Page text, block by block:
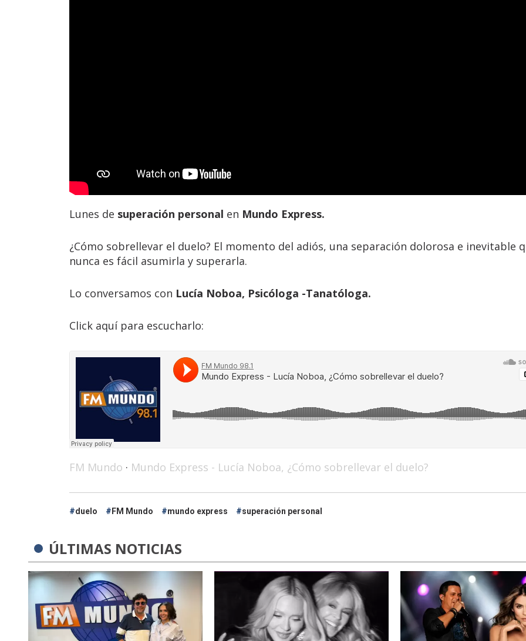
Lunes de superación personal en Mundo Express.
¿Cómo sobrellevar el duelo? El momento del adiós, una separación dolorosa e inevitable
nunca es fácil asumirla y superarla.
Lo conversamos con Lucía Noboa, Psicóloga -Tanatóloga.
Click aquí para escucharlo:
FM Mundo · Mundo Express - Lucía Noboa, ¿Cómo sobrellevar el duelo?
duelo FM Mundo mundo express superación personal
ÚLTIMAS NOTICIAS